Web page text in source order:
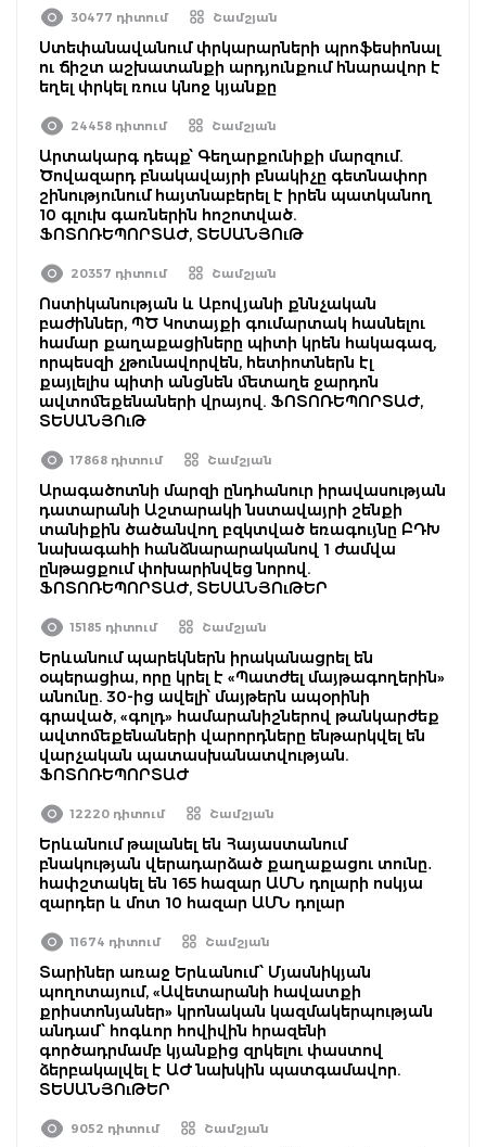
30477 դիտում Շամշյան
Ստեփանավանում փրկարարների պրոֆեսիոնալ
ու ճիշտ աշխատանքի արդյունքում հնարավոր է
եղել փրկել ռուս կնոջ կյանքը
24458 դիտում Շամշյան
Արտակարգ դեպք՝ Գեղարքունիքի մարզում.
Ծովազարդ բնակավայրի բնակիչը գետնափոր
շինությունում հայտնաբերել է իրեն պատկանող
10 գլուխ գառներին հոշոտված.
ՖՈՏՈՌԵՊՈՐՏԱԺ, ՏԵՍԱՆՅՈւԹ
20357 դիտում Շամշյան
Ոստիկանության և Աբովյանի քննչական
բաժիններ, ՊԾ Կոտայքի գումարտակ հասնելու
համար քաղաքացիները պիտի կրեն հակագազ,
որպեսզի չթունավորվեն, հետիոտներն էլ
քայլելիս պիտի անցնեն մետաղե ջարդոն
ավտոմեքենաների վրայով. ՖՈՏՈՌԵՊՈՐՏԱԺ,
ՏԵՍԱՆՅՈւԹ
17868 դիտում Շամշյան
Արագածոտնի մարզի ընդհանուր իրավասության
դատարանի Աշտարակի նստավայրի շենքի
տանիքին ծածանվող բզկտված եռագույնը ԲԴԽ
նախագահի հանձնարարականով 1 ժամվա
ընթացքում փոխարինվեց նորով.
ՖՈՏՈՌԵՊՈՐՏԱԺ, ՏԵՍԱՆՅՈւԹԵՐ
15185 դիտում Շամշյան
Երևանում պարեկներն իրականացրել են
օպերացիա, որը կրել է «Պատժել մայթագողերին»
անունը. 30-ից ավելի՝ մայթերն ապօրինի
գրաված, «գոլդ» համարանիշներով թանկարժեք
ավտոմեքենաների վարորդները ենթարկվել են
վարչական պատասխանատվության.
ՖՈՏՈՌԵՊՈՐՏԱԺ
12220 դիտում Շամշյան
Երևանում թալանել են Հայաստանում
բնակության վերադարձած քաղաքացու տունը․
հափշտակել են 165 հազար ԱՄՆ դոլարի ոսկյա
զարդեր և մոտ 10 հազար ԱՄՆ դոլար
11674 դիտում Շամշյան
Տարիներ առաջ Երևանում՝ Մյասնիկյան
պողոտայում, «Ավետարանի հավատքի
քրիստոնյաներ» կրոնական կազմակերպության
անդամ՝ հոգևոր հովիվին հրազենի
գործադրմամբ կյանքից զրկելու փաստով
ձերբակալվել է ԱԺ նախկին պատգամավոր.
ՏԵՍԱՆՅՈւԹԵՐ
9052 դիտում Շամշյան